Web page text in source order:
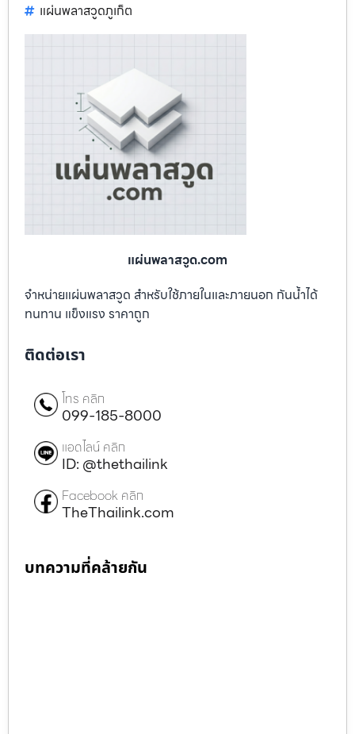
แผ่นพลาสวูดภูเก็ต
แผ่นพลาสวูด.com
จำหน่ายแผ่นพลาสวูด สำหรับใช้ภายในและภายนอก กันน้ำได้
ทนทาน แข็งแรง ราคาถูก
ติดต่อเรา
โทร คลิก
099-185-8000
แอดไลน์ คลิก
ID: @thethailink
Facebook คลิก
TheThailink.com
บทความที่คล้ายกัน